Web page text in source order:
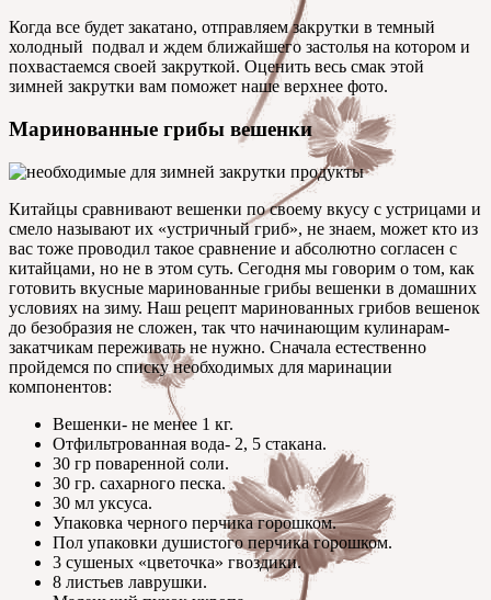
Когда все будет закатано, отправляем закрутки в темный
холодный подвал и ждем ближайшего застолья на котором и
похвастаемся своей закруткой. Оценить весь смак этой
зимней закрутки вам поможет наше верхнее фото.
Маринованные грибы вешенки
Китайцы сравнивают вешенки по своему вкусу с устрицами и
смело называют их «устричный гриб», не знаем, может кто из
вас тоже проводил такое сравнение и абсолютно согласен с
китайцами, но не в этом суть. Сегодня мы говорим о том, как
готовить вкусные маринованные грибы вешенки в домашних
условиях на зиму. Наш рецепт маринованных грибов вешенок
до безобразия не сложен, так что начинающим кулинарам-
закатчикам переживать не нужно. Сначала естественно
пройдемся по списку необходимых для маринации
компонентов:
Вешенки- не менее 1 кг.
Отфильтрованная вода- 2, 5 стакана.
30 гр поваренной соли.
30 гр. сахарного песка.
30 мл уксуса.
Упаковка черного перчика горошком.
Пол упаковки душистого перчика горошком.
3 сушеных «цветочка» гвоздики.
8 листьев лаврушки.